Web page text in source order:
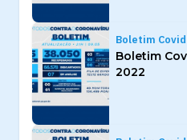
Boletim Covid
Boletim
2022